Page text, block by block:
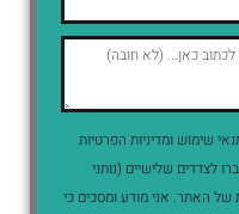
שימוש ומדיניות הפרטיות
לצדדים שלישיים (נותני
של האתר. אני מודע ומסכים כי